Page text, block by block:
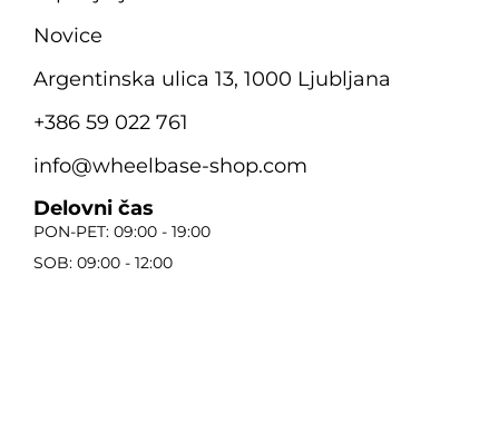
Novice
Argentinska ulica 13, 1000 Ljubljana
+386 59 022 761
info@wheelbase-shop.com
Delovni čas
PON-PET: 09:00 - 19:00
SOB: 09:00 - 12:00